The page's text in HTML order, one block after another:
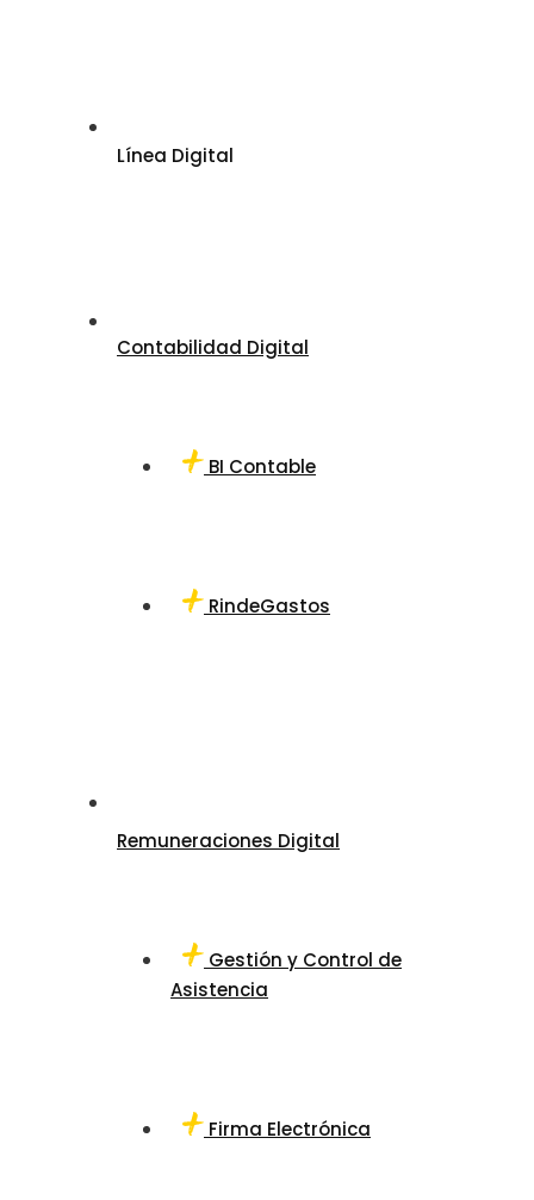
Línea Digital
Contabilidad Digital
BI Contable
RindeGastos
Remuneraciones Digital
Gestión y Control de
Asistencia
Firma Electrónica